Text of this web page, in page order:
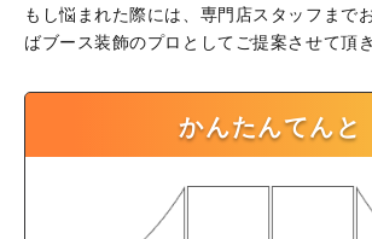
もし悩まれた際には、専門店スタッフまで
ばブース装飾のプロとしてご提案させて頂き
かんたんてんと